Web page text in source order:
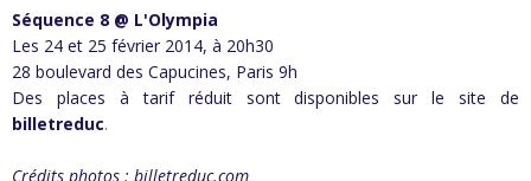
Séquence 8 @ L'Olympia
Les 24 et 25 février 2014, à 20h30
28 boulevard des Capucines, Paris 9h
Des places à tarif réduit sont disponibles sur le site de
billetreduc.
Crédits photos : billetreduc.com